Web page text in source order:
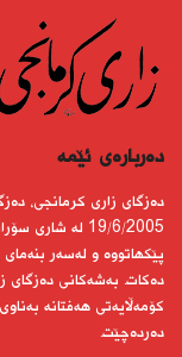
دەربارەى ئێمە
دەزگای زاری كرمانجی،
19/6/2005 لە
پێكهاتووە و لەسەر
دەكات. بەشەكانی دەزگای
كۆمەڵایەتی هەفتانە
دەردەچێت.